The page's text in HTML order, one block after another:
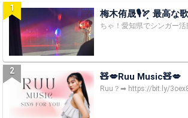
1
梅木侑晟🎙🏹͙ 最高な
2
🧸💋Ruu Music🧸💋